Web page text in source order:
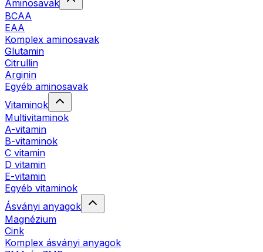
Aminosavak
BCAA
EAA
Komplex aminosavak
Glutamin
Citrullin
Arginin
Egyéb aminosavak
Vitaminok
Multivitaminok
A-vitamin
B-vitaminok
C vitamin
D vitamin
E-vitamin
Egyéb vitaminok
Ásványi anyagok
Magnézium
Cink
Komplex ásványi anyagok